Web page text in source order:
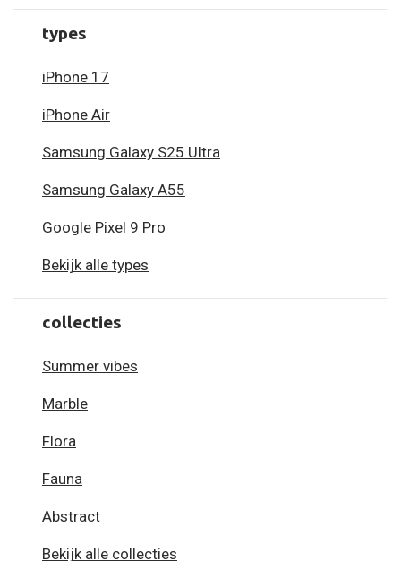
types
iPhone 17
iPhone Air
Samsung Galaxy S25 Ultra
Samsung Galaxy A55
Google Pixel 9 Pro
Bekijk alle types
collecties
Summer vibes
Marble
Flora
Fauna
Abstract
Bekijk alle collecties